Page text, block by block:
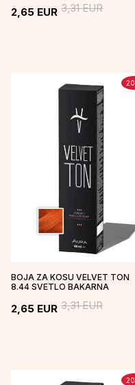
2,65 EUR 3,31EUR
20
BOJA ZA KOSU VELVET TON
8.44 SVETLO BAKARNA
2,65 EUR 3,31EUR
20